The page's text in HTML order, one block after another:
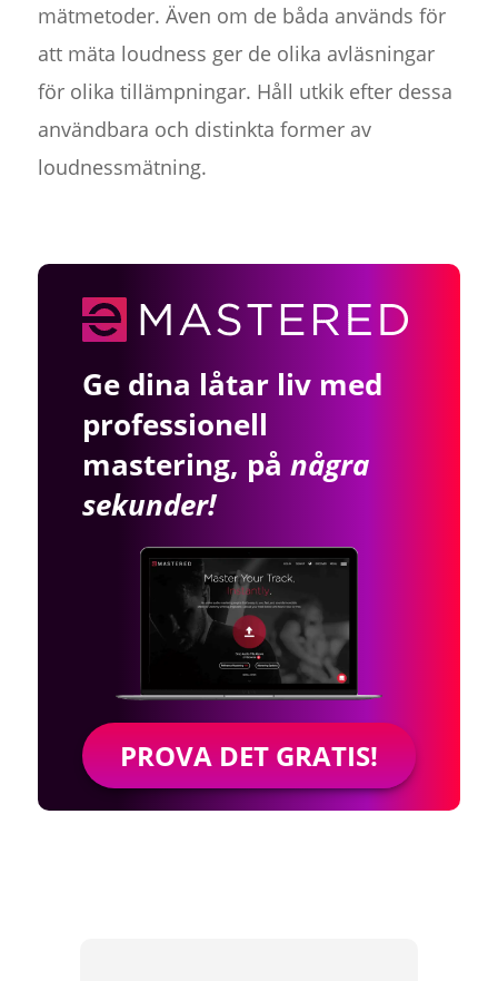
mätmetoder. Även om de båda används för
att mäta loudness ger de olika avläsningar
för olika tillämpningar. Håll utkik efter dessa
användbara och distinkta former av
loudnessmätning.
Ge dina låtar liv med
professionell
mastering, på några
sekunder!
PROVA DET GRATIS!